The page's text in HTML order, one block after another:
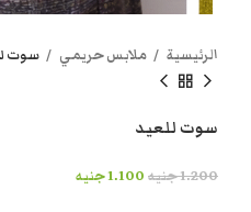
الرئيسية ملابس حريمي سوت
سوت للعيد
1.200جنيه 1.100جنيه